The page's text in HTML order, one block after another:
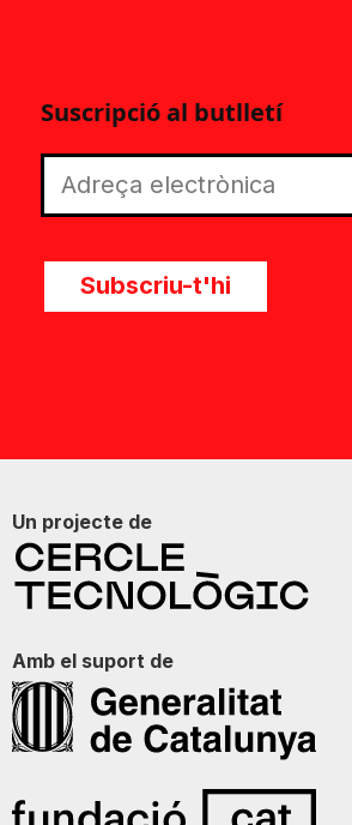
Suscripció al butlletí
Subscriu-t'hi
Un projecte de
Amb el suport de